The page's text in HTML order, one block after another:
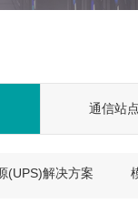
通信站
(UPS)解决方案